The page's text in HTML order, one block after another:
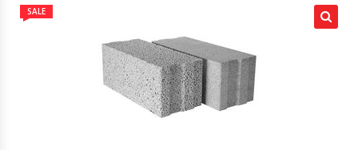
SALE